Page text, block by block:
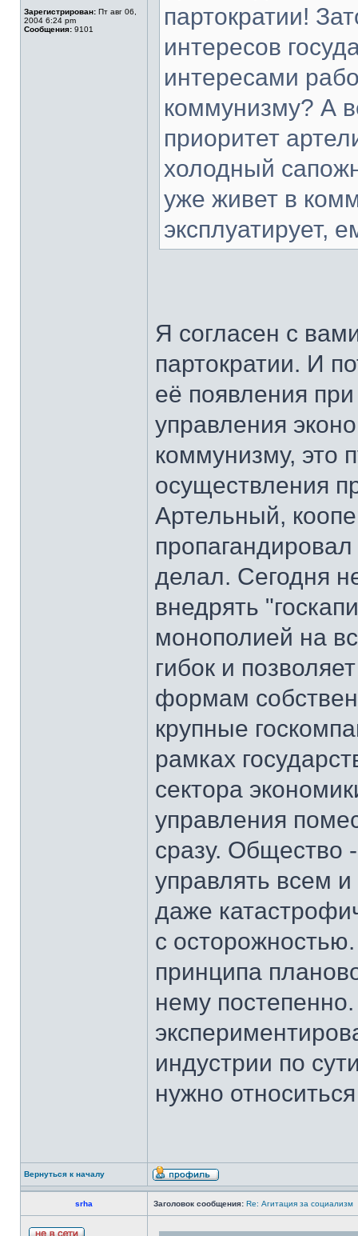
Зарегистрирован: Пт авг 06,
2004 6:24 pm
Сообщения: 9101
партократии!
интересов
интересами
коммунизму? А
приоритет
холодный
уже живет в
эксплуатирует,
Я согласен с
партократии. И
её появления
управления
коммунизму, это
осуществления
Артельный,
делал. Сегодня
внедрять
монополией на
гибок и
формам
крупные
рамках
сектора
управления
сразу. Общество
управлять всем
даже
с
принципа
нему
индустрии по
нужно
Вернуться к началу
srha Заголовок сообщения: Re: Агитация за социализм